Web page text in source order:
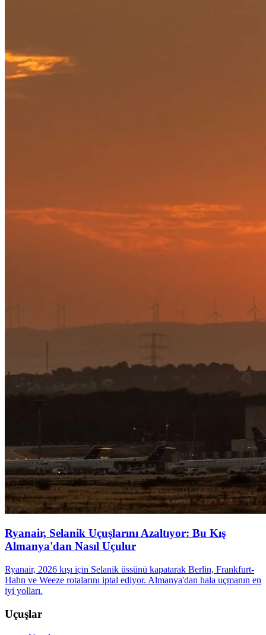
Ryanair, Selanik Uçuşlarını Azaltıyor: Bu Kış
Almanya'dan Nasıl Uçulur
Ryanair, 2026 kışı için Selanik üssünü kapatarak Berlin, Frankfurt-
Hahn ve Weeze rotalarını iptal ediyor. Almanya'dan hala uçmanın en
iyi yolları.
Uçuşlar